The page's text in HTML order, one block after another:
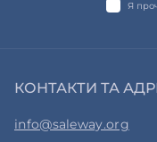
Я
КОНТАКТИ ТА
info@saleway.org